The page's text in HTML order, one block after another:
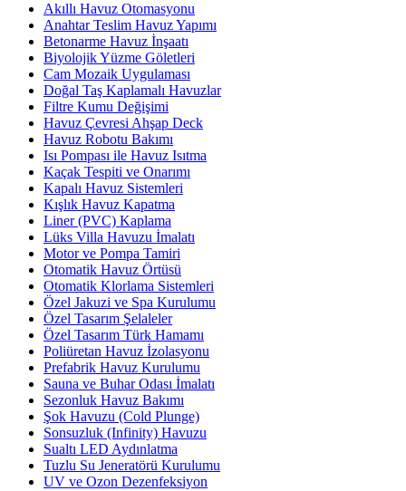
Akıllı Havuz Otomasyonu
Anahtar Teslim Havuz Yapımı
Betonarme Havuz İnşaatı
Biyolojik Yüzme Göletleri
Cam Mozaik Uygulaması
Doğal Taş Kaplamalı Havuzlar
Filtre Kumu Değişimi
Havuz Çevresi Ahşap Deck
Havuz Robotu Bakımı
Isı Pompası ile Havuz Isıtma
Kaçak Tespiti ve Onarımı
Kapalı Havuz Sistemleri
Kışlık Havuz Kapatma
Liner (PVC) Kaplama
Lüks Villa Havuzu İmalatı
Motor ve Pompa Tamiri
Otomatik Havuz Örtüsü
Otomatik Klorlama Sistemleri
Özel Jakuzi ve Spa Kurulumu
Özel Tasarım Şelaleler
Özel Tasarım Türk Hamamı
Poliüretan Havuz İzolasyonu
Prefabrik Havuz Kurulumu
Sauna ve Buhar Odası İmalatı
Sezonluk Havuz Bakımı
Şok Havuzu (Cold Plunge)
Sonsuzluk (Infinity) Havuzu
Sualtı LED Aydınlatma
Tuzlu Su Jeneratörü Kurulumu
UV ve Ozon Dezenfeksiyon